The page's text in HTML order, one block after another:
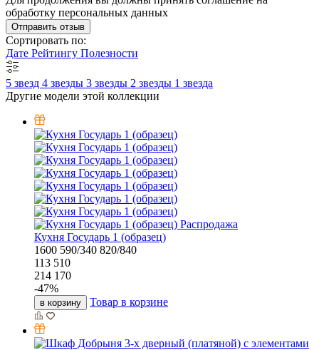
обработку персональных данных
Отправить отзыв
Сортировать по:
Дате Рейтингу Полезности
5 звезд 4 звезды 3 звезды 2 звезды 1 звезда
Другие модели этой коллекции
Распродажа
Кухня Государь 1 (образец)
1600 590/340 820/840
113 510
214 170
-47%
в корзину Товар в корзине